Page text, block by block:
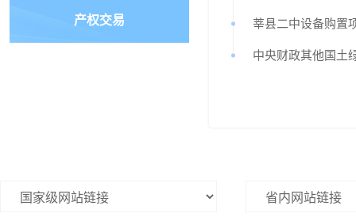
产权交易 莘县二中设备购置
中央财政其他国土